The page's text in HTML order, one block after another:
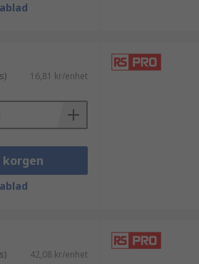
16,81 kr/enhet
korgen
42,08 kr/enhet